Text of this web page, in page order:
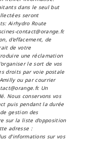
dans le seul but
seront
Airhydro Route
contact@orange.fr.
d’effacement, de
de votre
une réclamation
le sort de vos
droits par voie postale
ou par courrier
Un
Nous conservons vos
puis pendant la durée
gestion des
sur la liste d'opposition
adresse :
d’informations sur vos